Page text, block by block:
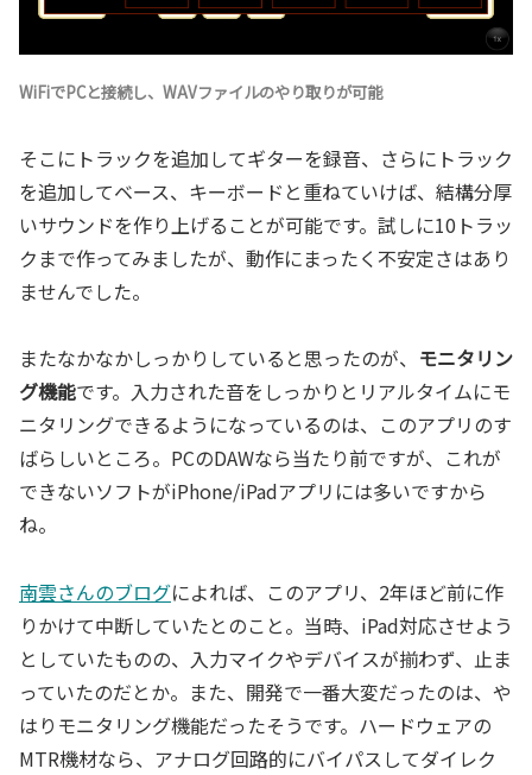
WiFiでPCと接続し、WAVファイルのやり取りが可能
そこにトラックを追加してギターを録音、さらにトラック
を追加してベース、キーボードと重ねていけば、結構分厚
いサウンドを作り上げることが可能です。試しに10トラッ
クまで作ってみましたが、動作にまったく不安定さはあり
ませんでした。
またなかなかしっかりしていると思ったのが、 モニタリン
グ機能です。入力された音をしっかりとリアルタイムにモ
ニタリングできるようになっているのは、このアプリのす
ばらしいところ。PCのDAWなら当たり前ですが、これが
できないソフトがiPhone/iPadアプリには多いですから
ね。
南雲さんのブログによれば、このアプリ、2年ほど前に作
りかけて中断していたとのこと。当時、iPad対応させよう
としていたものの、入力マイクやデバイスが揃わず、止ま
っていたのだとか。また、開発で一番大変だったのは、や
はりモニタリング機能だったそうです。ハードウェアの
MTR機材なら、アナログ回路的にバイパスしてダイレク